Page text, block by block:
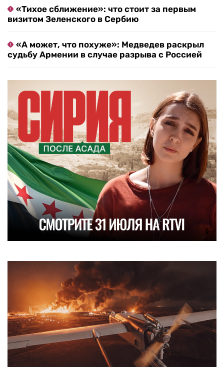
«Тихое сближение»: что стоит за первым
визитом Зеленского в Сербию
«А может, что похуже»: Медведев раскрыл
судьбу Армении в случае разрыва с Россией